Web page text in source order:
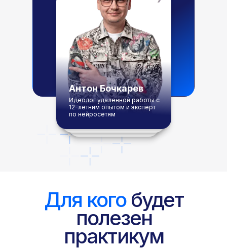
Идеолог удаленной работы с
12-летним опытом и эксперт
по нейросетям
Антон Бочкарев
Для когобудет
полезен
практикум